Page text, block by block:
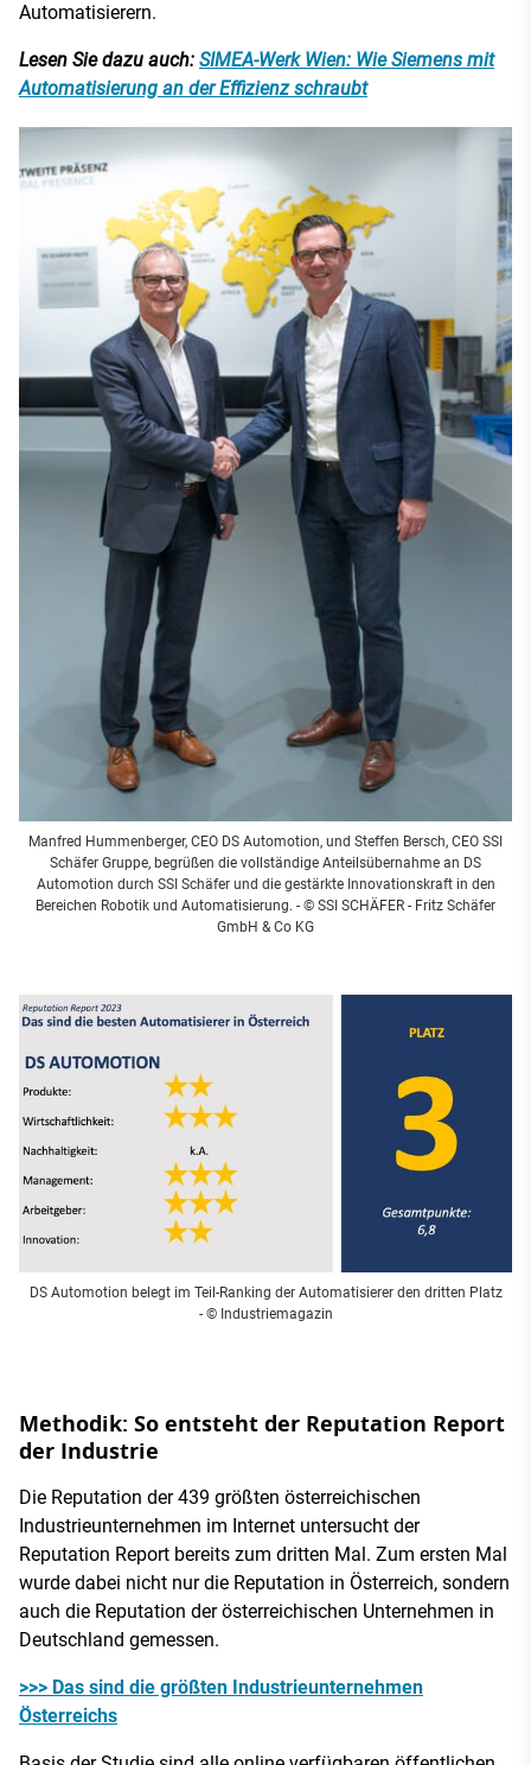
Automatisierern.
Lesen Sie dazu auch: SIMEA-Werk Wien: Wie Siemens mit
Automatisierung an der Effizienz schraubt
Manfred Hummenberger, CEO DS Automotion, und Steffen Bersch, CEO SSI
Schäfer Gruppe, begrüßen die vollständige Anteilsübernahme an DS
Automotion durch SSI Schäfer und die gestärkte Innovationskraft in den
Bereichen Robotik und Automatisierung. - © SSI SCHÄFER - Fritz Schäfer
GmbH & Co KG
DS Automotion belegt im Teil-Ranking der Automatisierer den dritten Platz
- © Industriemagazin
Methodik: So entsteht der Reputation Report
der Industrie
Die Reputation der 439 größten österreichischen
Industrieunternehmen im Internet untersucht der
Reputation Report bereits zum dritten Mal. Zum ersten Mal
wurde dabei nicht nur die Reputation in Österreich, sondern
auch die Reputation der österreichischen Unternehmen in
Deutschland gemessen.
>>> Das sind die größten Industrieunternehmen
Österreichs